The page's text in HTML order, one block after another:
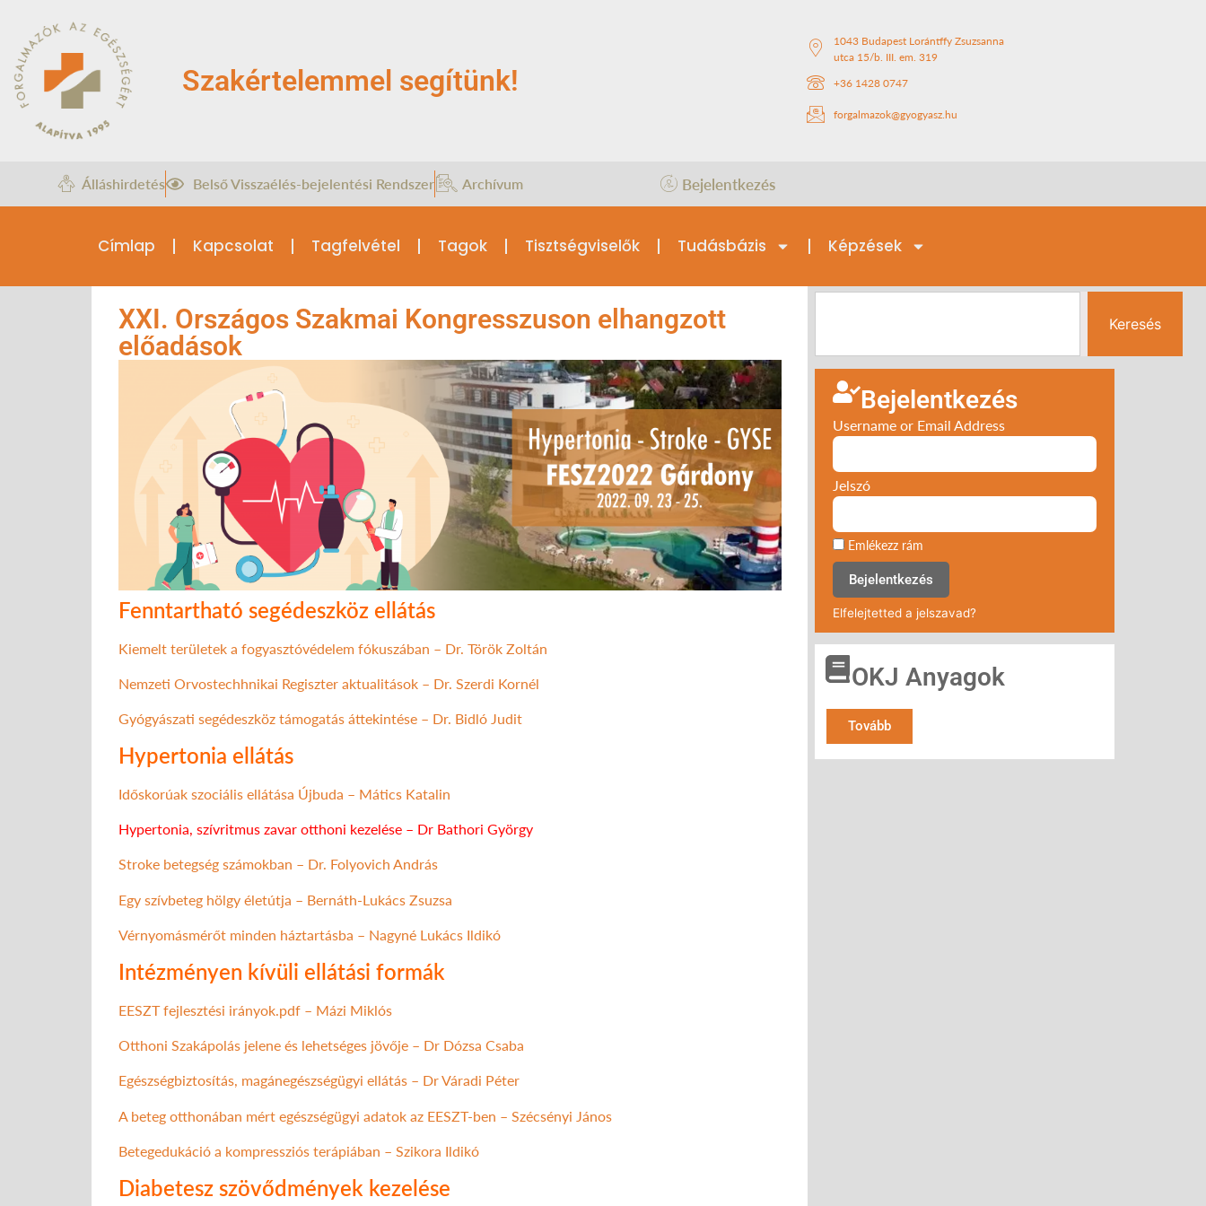
Szakértelemmel segítünk!
1043 Budapest Lorántffy Zsuzsanna
utca 15/b. III. em. 319
+36 1428 0747
forgalmazok@gyogyasz.hu
Álláshirdetés Belső Visszaélés-bejelentési Rendszer Archívum Bejelentkezés
Címlap Kapcsolat Tagfelvétel Tagok Tisztségviselők Tudásbázis Képzések
XXI. Országos Szakmai Kongresszuson elhangzott
előadások
Fenntartható segédeszköz ellátás
Kiemelt területek a fogyasztóvédelem fókuszában – Dr. Török Zoltán
Nemzeti Orvostechhnikai Regiszter aktualitások – Dr. Szerdi Kornél
Gyógyászati segédeszköz támogatás áttekintése – Dr. Bidló Judit
Hypertonia ellátás
Időskorúak szociális ellátása Újbuda – Mátics Katalin
Hypertonia, szívritmus zavar otthoni kezelése – Dr Bathori György
Stroke betegség számokban – Dr. Folyovich András
Egy szívbeteg hölgy életútja – Bernáth-Lukács Zsuzsa
Vérnyomásmérőt minden háztartásba – Nagyné Lukács Ildikó
Intézményen kívüli ellátási formák
EESZT fejlesztési irányok.pdf – Mázi Miklós
Otthoni Szakápolás jelene és lehetséges jövője – Dr Dózsa Csaba
Egészségbiztosítás, magánegészségügyi ellátás – Dr Váradi Péter
A beteg otthonában mért egészségügyi adatok az EESZT-ben – Szécsényi János
Betegedukáció a kompressziós terápiában – Szikora Ildikó
Diabetesz szövődmények kezelése
Keresés
Bejelentkezés
Username or Email Address
Jelszó
Emlékezz rám
Bejelentkezés
Elfelejtetted a jelszavad?
OKJ Anyagok
Tovább